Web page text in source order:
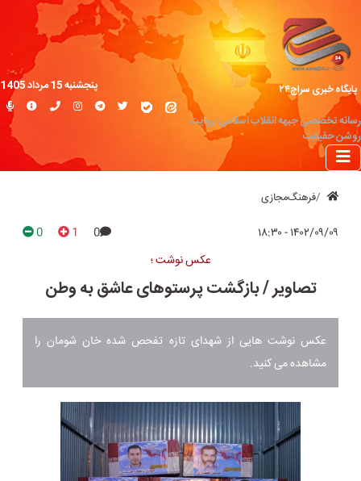
پایگاه خبری سراج۲۴
رسانه تخصصی جبهه انقلاب اسلامی؛ روایت
روشن حقیقت
پنجشنبه 15 مرداد 1405
فرهنگ‌مجازی
۱۴۰۲/۰۹/۰۹ - ۱۸:۳۰ 0
1
0
عکس نوشت ؛
تصاویر / بازگشت پرستوهای عاشق به وطن
عکس نوشت هایی از شهدای تازه تفحص شده خان شومان را
مشاهده می کنید.